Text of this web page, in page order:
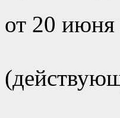
от 20 июня